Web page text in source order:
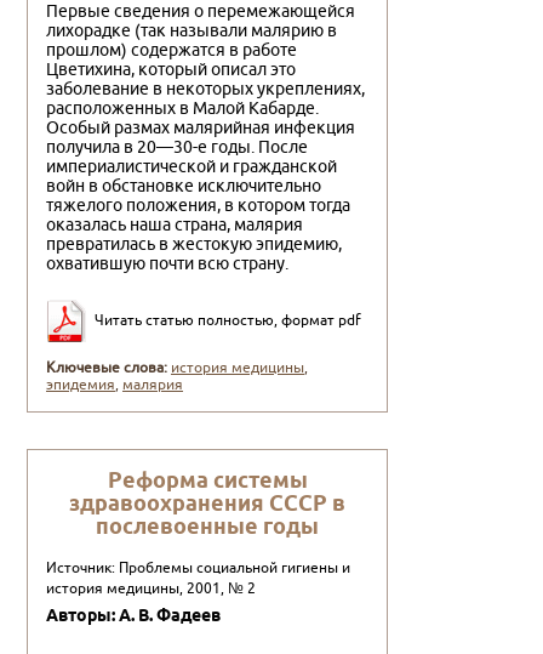
Первые сведения о перемежающейся
лихорадке (так называли малярию в
прошлом) содержатся в работе
Цветихина, который описал это
заболевание в некоторых укреплениях,
расположенных в Малой Кабарде.
Особый размах малярийная инфекция
получила в 20—30-е годы. После
империалистической и гражданской
войн в обстановке исключительно
тяжелого положения, в котором тогда
оказалась наша страна, малярия
превратилась в жестокую эпидемию,
охватившую почти всю страну.
Читать статью полностью, формат pdf
Ключевые слова: история медицины,
эпидемия,малярия
Реформа системы
здравоохранения СССР в
послевоенные годы
Источник: Проблемы социальной гигиены и
история медицины, 2001, № 2
Авторы: А. В. Фадеев